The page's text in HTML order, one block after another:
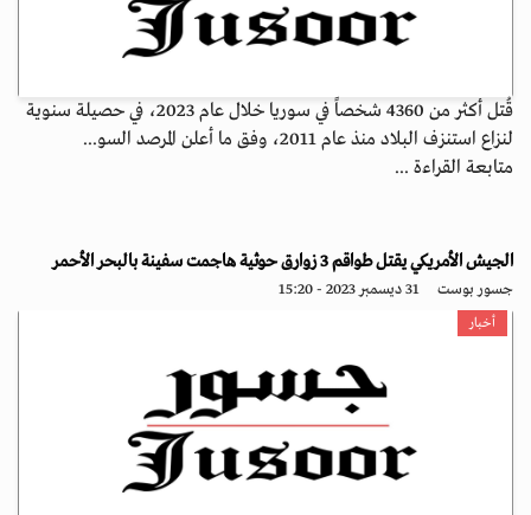
قُتل أكثر من 4360 شخصاً في سوريا خلال عام 2023، في حصيلة سنوية
لنزاع استنزف البلاد منذ عام 2011، وفق ما أعلن المرصد السو...
متابعة القراءة ...
الجيش الأمريكي يقتل طواقم 3 زوارق حوثية هاجمت سفينة بالبحر الأحمر
جسور بوست 31 ديسمبر 2023 - 15:20
أخبار